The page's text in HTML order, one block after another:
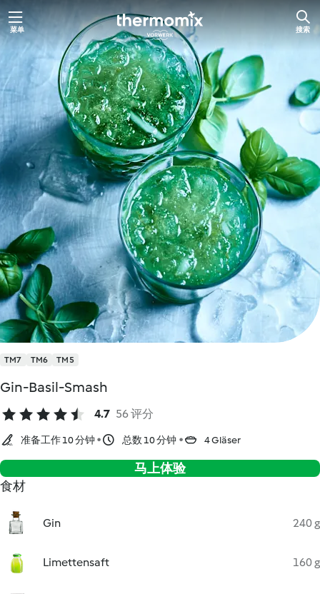
跳
至
容
菜单 搜索
TM7 TM6 TM5
Gin-Basil-Smash
4.7 56 评分
准备工作 10 分钟 总数 10 分钟 4 Gläser
马上体验
食材
Gin 240 g
Limettensaft 160 g